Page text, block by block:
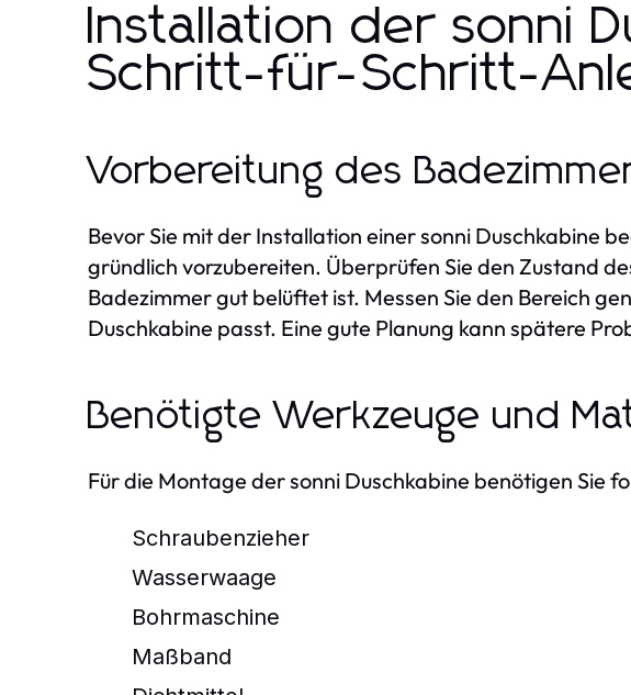
Installation der sonni
Schritt-für-Schritt-
Vorbereitung des
Bevor Sie mit der Installation einer sonni Duschkabine
gründlich vorzubereiten. Überprüfen Sie den Zustand
Badezimmer gut belüftet ist. Messen Sie den Bereich
Duschkabine passt. Eine gute Planung kann spätere
Benötigte Werkzeuge und
Für die Montage der sonni Duschkabine benötigen Sie
Schraubenzieher
Wasserwaage
Bohrmaschine
Maßband